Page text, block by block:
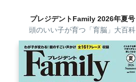
プレジデントFamily 2026年夏号
頭のいい子が育つ「育脳」大百科